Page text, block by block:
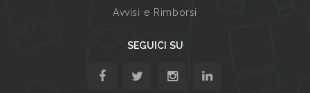
Avvisi e Rimborsi
SEGUICI SU